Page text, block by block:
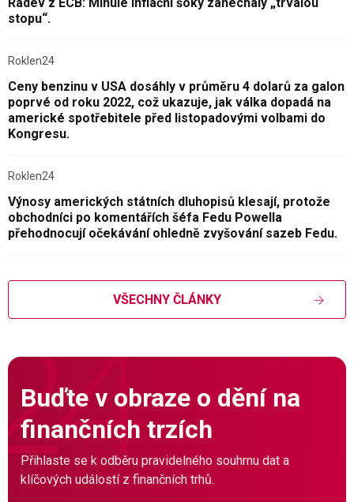
stopu“.
Roklen24
Ceny benzinu v USA dosáhly v průměru 4 dolarů za galon
poprvé od roku 2022, což ukazuje, jak válka dopadá na
americké spotřebitele před listopadovými volbami do
Kongresu.
Roklen24
Výnosy amerických státních dluhopisů klesají, protože
obchodníci po komentářích šéfa Fedu Powella
přehodnocují očekávání ohledně zvyšování sazeb Fedu.
VŠECHNY ČLÁNKY
Buďte v obraze o dění na
finančních trzích
Přihlaste se k odběru pravidelného souhrnu dat a
klíčových událostí z finančních trhů.